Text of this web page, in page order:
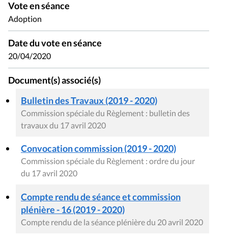
Vote en séance
Adoption
Date du vote en séance
20/04/2020
Document(s) associé(s)
Bulletin des Travaux (2019 - 2020)
Commission spéciale du Règlement : bulletin des
travaux du 17 avril 2020
Convocation commission (2019 - 2020)
Commission spéciale du Règlement : ordre du jour
du 17 avril 2020
Compte rendu de séance et commission
plénière - 16 (2019 - 2020)
Compte rendu de la séance plénière du 20 avril 2020